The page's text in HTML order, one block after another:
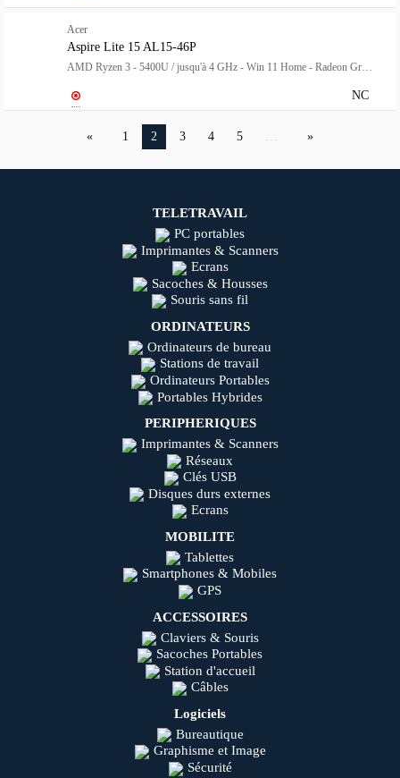
Acer
Aspire Lite 15 AL15-46P
NC
1 2 3 4 5 …
TELETRAVAIL
PC portables
Imprimantes & Scanners
Ecrans
Sacoches & Housses
Souris sans fil
ORDINATEURS
Ordinateurs de bureau
Stations de travail
Ordinateurs Portables
Portables Hybrides
PERIPHERIQUES
Imprimantes & Scanners
Réseaux
Clés USB
Disques durs externes
Ecrans
MOBILITE
Tablettes
Smartphones & Mobiles
GPS
ACCESSOIRES
Claviers & Souris
Sacoches Portables
Station d'accueil
Câbles
Logiciels
Bureautique
Graphisme et Image
Sécurité